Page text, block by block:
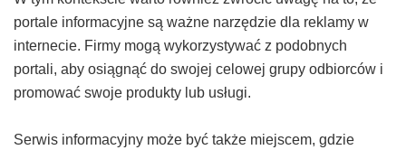
portale informacyjne są ważne narzędzie dla reklamy w
internecie. Firmy mogą wykorzystywać z podobnych
portali, aby osiągnąć do swojej celowej grupy odbiorców i
promować swoje produkty lub usługi.
Serwis informacyjny może być także miejscem, gdzie